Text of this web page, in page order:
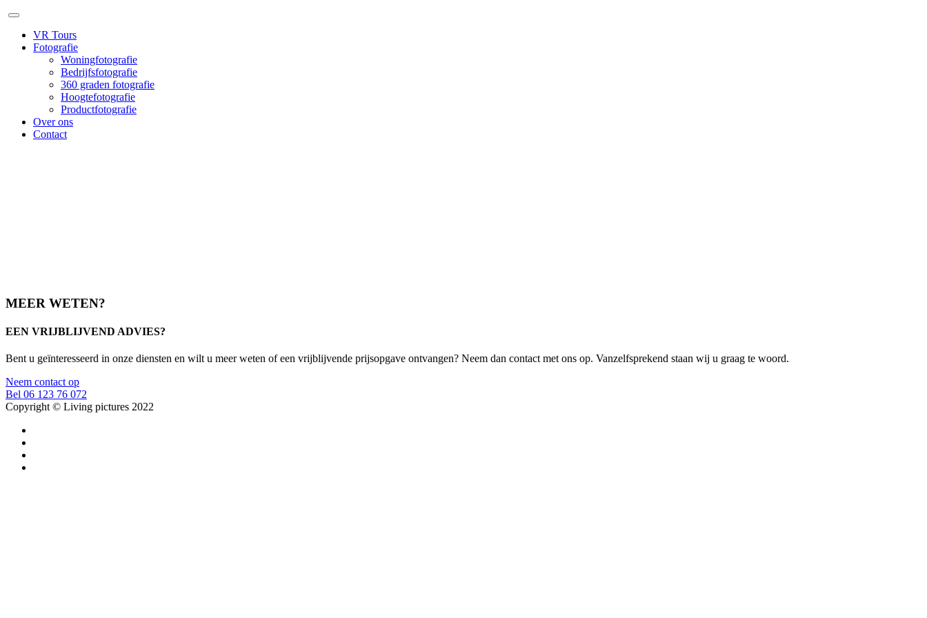
VR Tours
Fotografie
Woningfotografie
Bedrijfsfotografie
360 graden fotografie
Hoogtefotografie
Productfotografie
Over ons
Contact
MEER WETEN?
EEN VRIJBLIJVEND ADVIES?
Bent u geïnteresseerd in onze diensten en wilt u meer weten of een vrijblijvende prijsopgave ontvangen? Neem dan contact met ons op. Vanzelfsprekend staan wij u graag te woord.
Neem contact op
Bel 06 123 76 072
Copyright © Living pictures 2022